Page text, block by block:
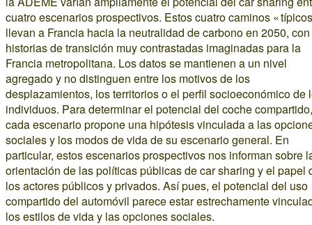
cuatro escenarios prospectivos. Estos cuatro caminos «
llevan a Francia hacia la neutralidad de carbono en 2050, con
historias de transición muy contrastadas imaginadas para la
Francia metropolitana. Los datos se mantienen a un nivel
agregado y no distinguen entre los motivos de los
desplazamientos, los territorios o el perfil socioeconómico de
individuos. Para determinar el potencial del coche compartido,
cada escenario propone una hipótesis vinculada a las
sociales y los modos de vida de su escenario general. En
particular, estos escenarios prospectivos nos informan sobre
orientación de las políticas públicas de car sharing y el papel
los actores públicos y privados. Así pues, el potencial del uso
compartido del automóvil parece estar estrechamente
los estilos de vida y las opciones sociales.